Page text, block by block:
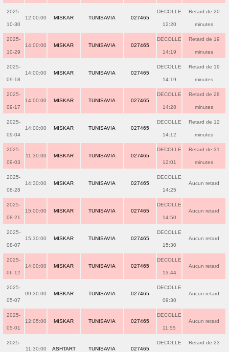
2025-
10-30
12:00:00 MISKAR TUNISAVIA 027465
DECOLLE
12:20
Retard de 20
minutes
2025-
10-29
14:00:00 MISKAR TUNISAVIA 027465
DECOLLE
14:19
Retard de 19
minutes
2025-
09-18
14:00:00 MISKAR TUNISAVIA 027465
DECOLLE
14:19
Retard de 19
minutes
2025-
09-17
14:00:00 MISKAR TUNISAVIA 027465
DECOLLE
14:28
Retard de 28
minutes
2025-
09-04
14:00:00 MISKAR TUNISAVIA 027465
DECOLLE
14:12
Retard de 12
minutes
2025-
09-03
11:30:00 MISKAR TUNISAVIA 027465
DECOLLE
12:01
Retard de 31
minutes
2025-
08-28
14:30:00 MISKAR TUNISAVIA 027465
DECOLLE
14:25
Aucun retard
2025-
08-21
15:00:00 MISKAR TUNISAVIA 027465
DECOLLE
14:50
Aucun retard
2025-
08-07
15:30:00 MISKAR TUNISAVIA 027465
DECOLLE
15:30
Aucun retard
2025-
06-12
14:00:00 MISKAR TUNISAVIA 027465
DECOLLE
13:44
Aucun retard
2025-
05-07
09:30:00 MISKAR TUNISAVIA 027465
DECOLLE
09:30
Aucun retard
2025-
05-01
12:05:00 MISKAR TUNISAVIA 027465
DECOLLE
11:55
Aucun retard
2025-
11:30:00 ASHTART TUNISAVIA 027465
DECOLLE Retard de 23